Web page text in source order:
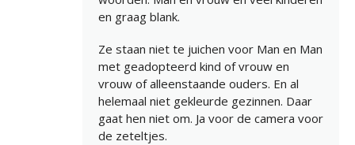
en graag blank.
Ze staan niet te juichen voor Man en Man
met geadopteerd kind of vrouw en
vrouw of alleenstaande ouders. En al
helemaal niet gekleurde gezinnen. Daar
gaat hen niet om. Ja voor de camera voor
de zeteltjes.